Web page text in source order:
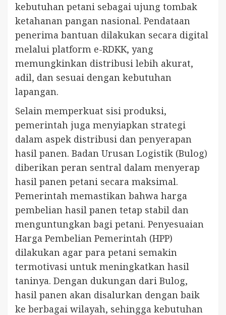
kebutuhan petani sebagai ujung tombak
ketahanan pangan nasional. Pendataan
penerima bantuan dilakukan secara digital
melalui platform e-RDKK, yang
memungkinkan distribusi lebih akurat,
adil, dan sesuai dengan kebutuhan
lapangan.
Selain memperkuat sisi produksi,
pemerintah juga menyiapkan strategi
dalam aspek distribusi dan penyerapan
hasil panen. Badan Urusan Logistik (Bulog)
diberikan peran sentral dalam menyerap
hasil panen petani secara maksimal.
Pemerintah memastikan bahwa harga
pembelian hasil panen tetap stabil dan
menguntungkan bagi petani. Penyesuaian
Harga Pembelian Pemerintah (HPP)
dilakukan agar para petani semakin
termotivasi untuk meningkatkan hasil
taninya. Dengan dukungan dari Bulog,
hasil panen akan disalurkan dengan baik
ke berbagai wilayah, sehingga kebutuhan